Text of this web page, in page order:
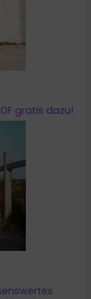
gratis dazu!